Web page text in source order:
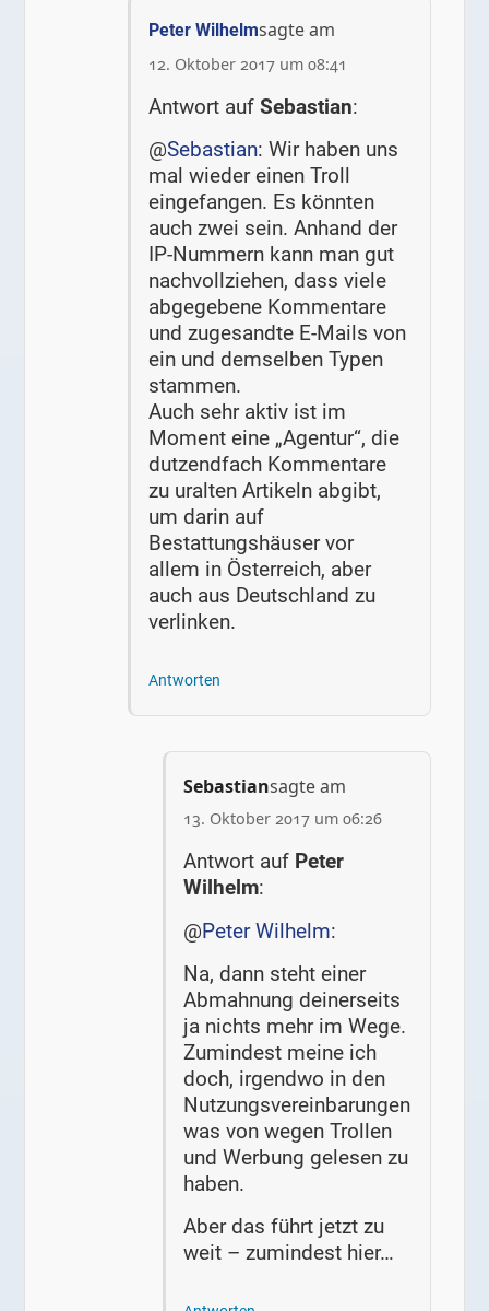
Peter Wilhelmsagte am
12. Oktober 2017 um 08:41
Antwort aufSebastian:
@Sebastian: Wir haben uns
mal wieder einen Troll
eingefangen. Es könnten
auch zwei sein. Anhand der
IP-Nummern kann man gut
nachvollziehen, dass viele
abgegebene Kommentare
und zugesandte E-Mails von
ein und demselben Typen
stammen.
Auch sehr aktiv ist im
Moment eine „Agentur“, die
dutzendfach Kommentare
zu uralten Artikeln abgibt,
um darin auf
Bestattungshäuser vor
allem in Österreich, aber
auch aus Deutschland zu
verlinken.
Antworten
Sebastiansagte am
13. Oktober 2017 um 06:26
Antwort auf Peter
Wilhelm:
@Peter Wilhelm:
Na, dann steht einer
Abmahnung deinerseits
ja nichts mehr im Wege.
Zumindest meine ich
doch, irgendwo in den
Nutzungsvereinbarungen
was von wegen Trollen
und Werbung gelesen zu
haben.
Aber das führt jetzt zu
weit – zumindest hier…